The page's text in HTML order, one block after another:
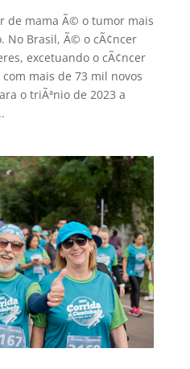
de mama Ã© o tumor mais
No Brasil, Ã© o cÃ¢ncer
excetuando o cÃ¢ncer
mais de 73 mil novos
o triÃªnio de 2023 a